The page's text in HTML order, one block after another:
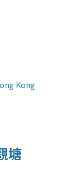
Kong
塘